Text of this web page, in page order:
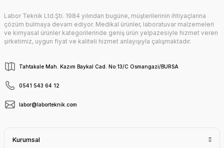
Gönder
Labor Teknik Ltd.Şti. 1984 yılından bugüne, müşterilerinin ihtiyaçlarına
çözüm bulmaya devam ediyor. Medikal ürünler, laboratuvar malzemeleri
ve kimyasal ürünler kategorilerinde geniş ürün yelpazesiyle hizmet veren
şirketimiz, uygun fiyat ve kaliteli hizmet anlayışıyla çalışmaktadır.
Tahtakale Mah. Kazım Baykal Cad. No:13/C Osmangazi/BURSA
0541 543 64 12
labor@laborteknik.com
Kurumsal